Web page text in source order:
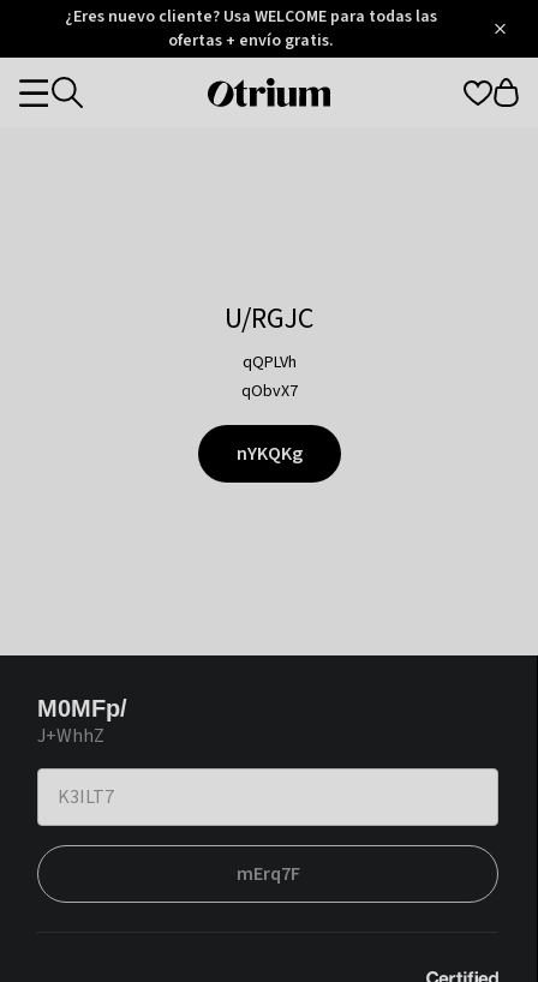
Otrium
Trustpilot
¿Eres nuevo cliente? Usa WELCOME para todas las
ofertas + envío gratis.
Otrium
Categories
U/RGJC
qQPLVh
qObvX7
nYKQKg
M0MFp/
J+WhhZ
mErq7F